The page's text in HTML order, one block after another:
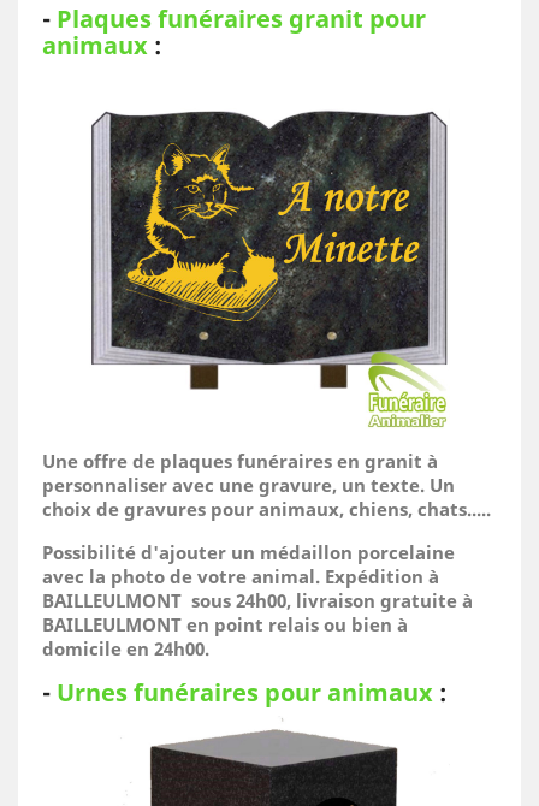
- Plaques funéraires granit pour
animaux :
Une offre de plaques funéraires en granit à
personnaliser avec une gravure, un texte. Un
choix de gravures pour animaux, chiens, chats.....
Possibilité d'ajouter un médaillon porcelaine
avec la photo de votre animal. Expédition à
BAILLEULMONT sous 24h00, livraison gratuite à
BAILLEULMONT en point relais ou bien à
domicile en 24h00.
- Urnes funéraires pour animaux :